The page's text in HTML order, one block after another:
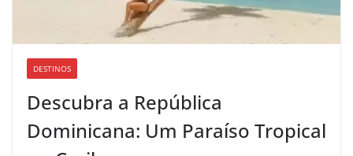
DESTINOS
Descubra a República
Dominicana: Um Paraíso Tropical